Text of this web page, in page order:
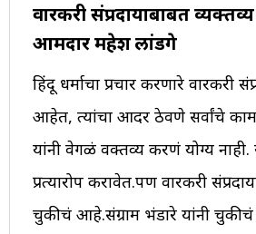
वारकरी संप्रदायाबाबत
आमदार महेश लांडगे
हिंदू धर्माचा प्रचार करणारे वारकरी
आहेत, त्यांचा आदर ठेवणे सर्वांचे
यांनी वेगळं वक्तव्य करणं योग्य
प्रत्यारोप करावेत.पण वारकरी
चुकीचं आहे.संग्राम भंडारे यांनी